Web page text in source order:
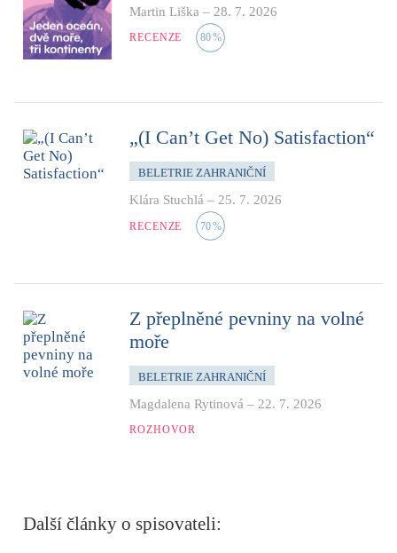
Martin Liška – 28. 7. 2026
RECENZE 80%
„(I Can’t Get No) Satisfaction“
BELETRIE ZAHRANIČNÍ
Klára Stuchlá – 25. 7. 2026
RECENZE 70%
Z přeplněné pevniny na volné
moře
BELETRIE ZAHRANIČNÍ
Magdalena Rytinová – 22. 7. 2026
ROZHOVOR
Další články o spisovateli: